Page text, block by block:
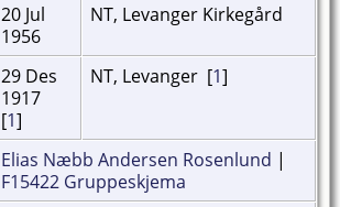
20 Jul
1956
NT, Levanger Kirkegård
29 Des
1917
[1]
NT, Levanger [1]
Elias Næbb Andersen Rosenlund |
F15422 Gruppeskjema